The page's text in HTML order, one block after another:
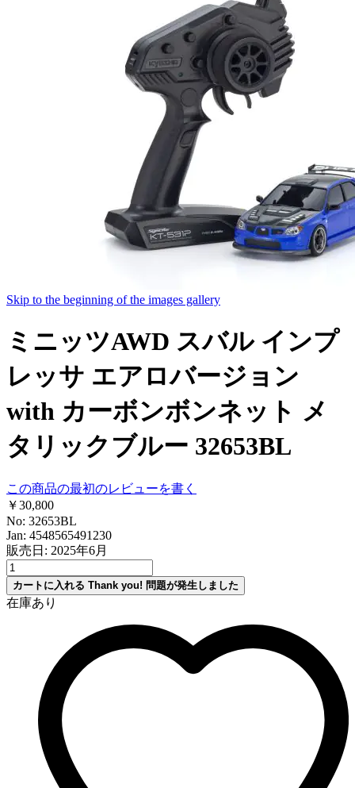
Skip to the beginning of the images gallery
ミニッツAWD スバル インプ
レッサ エアロバージョン
with カーボンボンネット メ
タリックブルー 32653BL
この商品の最初のレビューを書く
￥30,800
No: 32653BL
Jan: 4548565491230
販売日: 2025年6月
カートに入れる Thank you! 問題が発生しました
在庫あり